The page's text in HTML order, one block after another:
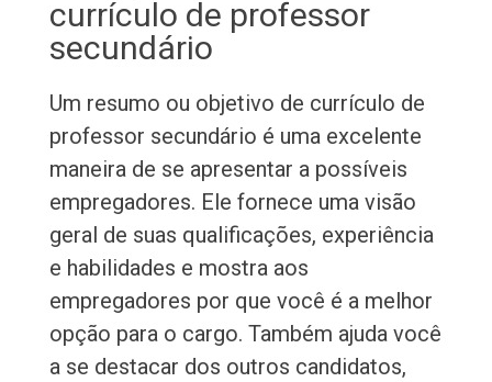
currículo de professor
secundário
Um resumo ou objetivo de currículo de
professor secundário é uma excelente
maneira de se apresentar a possíveis
empregadores. Ele fornece uma visão
geral de suas qualificações, experiência
e habilidades e mostra aos
empregadores por que você é a melhor
opção para o cargo. Também ajuda você
a se destacar dos outros candidatos,